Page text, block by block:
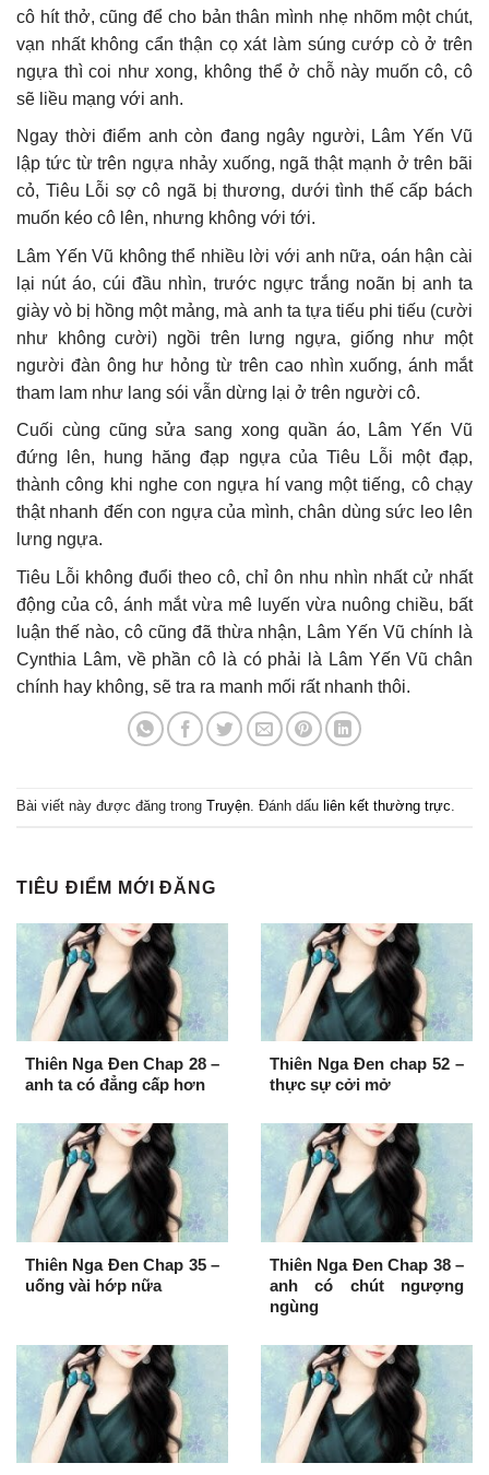
cô hít thở, cũng để cho bản thân mình nhẹ nhõm một chút,
vạn nhất không cẩn thận cọ xát làm súng cướp cò ở trên
ngựa thì coi như xong, không thể ở chỗ này muốn cô, cô
sẽ liều mạng với anh.
Ngay thời điểm anh còn đang ngây người, Lâm Yến Vũ
lập tức từ trên ngựa nhảy xuống, ngã thật mạnh ở trên bãi
cỏ, Tiêu Lỗi sợ cô ngã bị thương, dưới tình thế cấp bách
muốn kéo cô lên, nhưng không với tới.
Lâm Yến Vũ không thể nhiều lời với anh nữa, oán hận cài
lại nút áo, cúi đầu nhìn, trước ngực trắng noãn bị anh ta
giày vò bị hồng một mảng, mà anh ta tựa tiếu phi tiếu (cười
như không cười) ngồi trên lưng ngựa, giống như một
người đàn ông hư hỏng từ trên cao nhìn xuống, ánh mắt
tham lam như lang sói vẫn dừng lại ở trên người cô.
Cuối cùng cũng sửa sang xong quần áo, Lâm Yến Vũ
đứng lên, hung hăng đạp ngựa của Tiêu Lỗi một đạp,
thành công khi nghe con ngựa hí vang một tiếng, cô chạy
thật nhanh đến con ngựa của mình, chân dùng sức leo lên
lưng ngựa.
Tiêu Lỗi không đuổi theo cô, chỉ ôn nhu nhìn nhất cử nhất
động của cô, ánh mắt vừa mê luyến vừa nuông chiều, bất
luận thế nào, cô cũng đã thừa nhận, Lâm Yến Vũ chính là
Cynthia Lâm, về phần cô là có phải là Lâm Yến Vũ chân
chính hay không, sẽ tra ra manh mối rất nhanh thôi.
Bài viết này được đăng trong Truyện. Đánh dấu liên kết thường trực.
TIÊU ĐIỂM MỚI ĐĂNG
Thiên Nga Đen Chap 28 –
anh ta có đẳng cấp hơn
Thiên Nga Đen chap 52 –
thực sự cởi mở
Thiên Nga Đen Chap 35 –
uống vài hớp nữa
Thiên Nga Đen Chap 38 –
anh có chút ngượng
ngùng